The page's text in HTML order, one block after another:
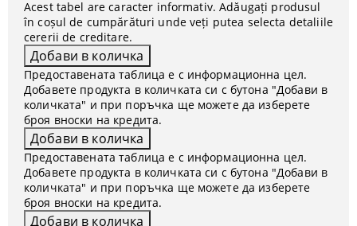
Acest tabel are caracter informativ. Adăugați produsul
în coșul de cumpărături unde veți putea selecta detaliile
cererii de creditare.
Предоставената таблица е с информационна цел.
Добавете продукта в количката си с бутона "Добави в
количката" и при поръчка ще можете да изберете
броя вноски на кредита.
Предоставената таблица е с информационна цел.
Добавете продукта в количката си с бутона "Добави в
количката" и при поръчка ще можете да изберете
броя вноски на кредита.